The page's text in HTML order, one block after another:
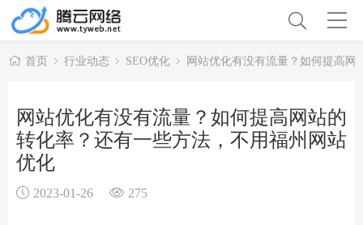
首页 行业动态 SEO优化 网站优化有没有流量？如何提高
网站优化有没有流量？如何提高网站的
转化率？还有一些方法，不用福州网站
优化
2023-01-26 275